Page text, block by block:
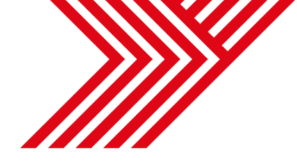
Yokohama 265/45 R20